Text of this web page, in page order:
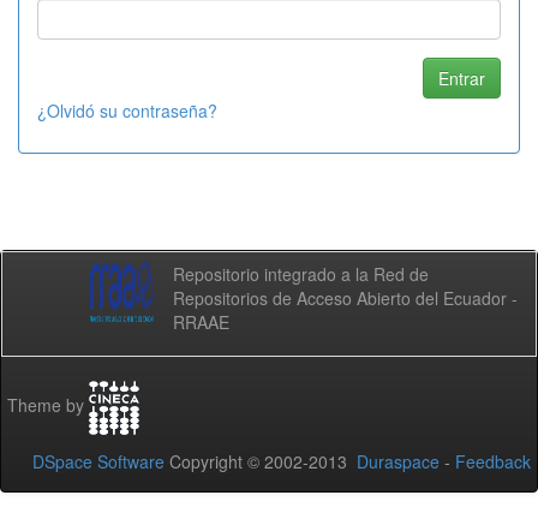
¿Olvidó su contraseña?
Repositorio integrado a la Red de
Repositorios de Acceso Abierto del Ecuador -
RRAAE
Theme by
DSpace Software Copyright © 2002-2013 Duraspace - Feedback